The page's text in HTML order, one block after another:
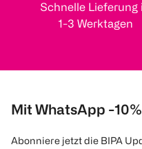
Schnelle Lieferung
1-3 Werktagen
Mit WhatsApp -
Abonniere jetzt die BIPA